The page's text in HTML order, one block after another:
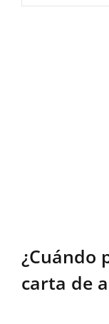
¿Cuándo
carta de